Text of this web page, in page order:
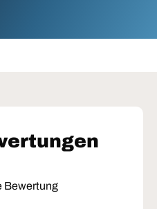
Bewertung